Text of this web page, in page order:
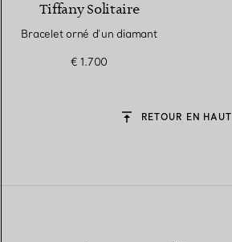
Tiffany Solitaire
Bracelet orné d’un diamant
€ 1.700
RETOUR EN HAUT